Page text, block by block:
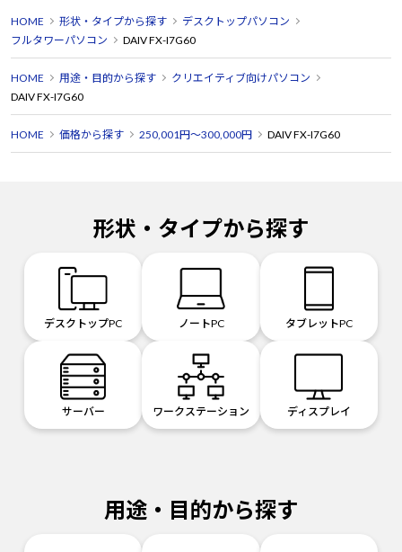
HOME 形状・タイプから探す
デスクトップパソコン
フルタワーパソコン
DAIV FX-I7G60
HOME 用途・目的から探す
クリエイティブ向けパソコン
DAIV FX-I7G60
HOME 価格から探す 250,001円～300,000円 DAIV FX-I7G60
形状・タイプから探す
デスクトップPC ノートPC タブレットPC
サーバー ワークステーション ディスプレイ
用途・目的から探す